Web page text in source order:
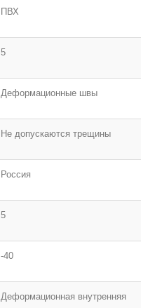
ПВХ
5
Деформационные швы
Не допускаются трещины
Россия
5
-40
Деформационная внутренняя